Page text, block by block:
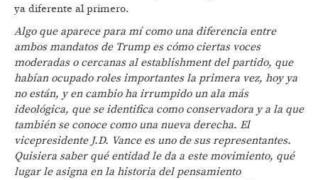
ya diferente al primero.
Algo que aparece para mí como una diferencia entre
ambos mandatos de Trump es cómo ciertas voces
moderadas o cercanas al establishment del partido, que
habían ocupado roles importantes la primera vez, hoy ya
no están, y en cambio ha irrumpido un ala más
ideológica, que se identifica como conservadora y a la que
también se conoce como una nueva derecha. El
vicepresidente J.D. Vance es uno de sus representantes.
Quisiera saber qué entidad le da a este movimiento, qué
lugar le asigna en la historia del pensamiento